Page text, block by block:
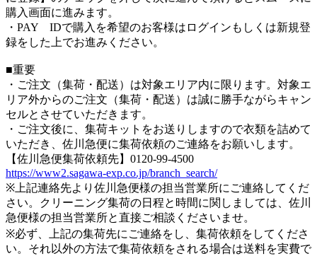
購入画面に進みます。
・PAY IDで購入を希望のお客様はログインもしくは新規登
録をした上でお進みください。
■重要
・ご注文（集荷・配送）は対象エリア内に限ります。対象エ
リア外からのご注文（集荷・配送）は誠に勝手ながらキャン
セルとさせていただきます。
・ご注文後に、集荷キットをお送りしますので衣類を詰めて
いただき、佐川急便に集荷依頼のご連絡をお願いします。
【佐川急便集荷依頼先】0120-99-4500
https://www2.sagawa-exp.co.jp/branch_search/
※上記連絡先より佐川急便様の担当営業所にご連絡してくだ
さい。クリーニング集荷の日程と時間に関しましては、佐川
急便様の担当営業所と直接ご相談くださいませ。
※必ず、上記の集荷先にご連絡をし、集荷依頼をしてくださ
い。それ以外の方法で集荷依頼をされる場合は送料を実費で